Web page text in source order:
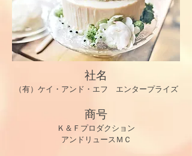
社名
（有）ケイ・アンド・エフ エンタープライズ
商号
Ｋ＆Ｆプロダクション
アンドリュースＭＣ